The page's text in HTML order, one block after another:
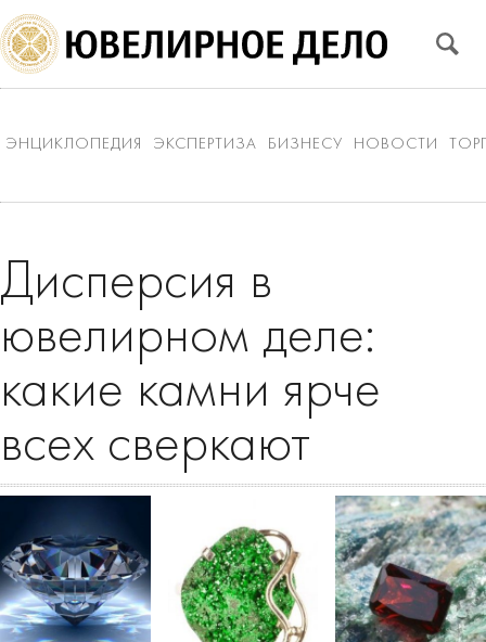
ЭНЦИКЛОПЕДИЯ ЭКСПЕРТИЗА БИЗНЕСУ НОВОСТИ
Дисперсия в
ювелирном деле:
какие камни ярче
всех сверкают